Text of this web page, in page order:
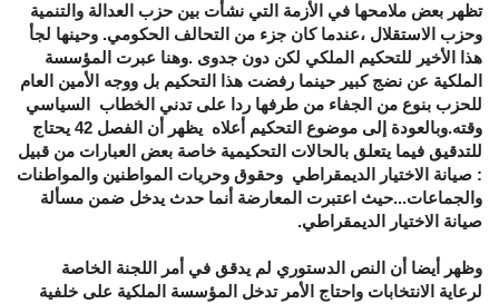
تظهر بعض ملامحها في الأزمة التي نشأت بين حزب العدالة والتنمية
وحزب الاستقلال ،عندما كان جزء من التحالف الحكومي. وحينها لجأ
هذا الأخير للتحكيم الملكي لكن دون جدوى .وهنا عبرت المؤسسة
الملكية عن نضج كبير حينما رفضت هذا التحكيم بل ووجه الأمين العام
للحزب بنوع من الجفاء من طرفها ردا على تدني الخطاب السياسي
وقته.وبالعودة إلى موضوع التحكيم أعلاه يظهر أن الفصل 42 يحتاج
للتدقيق فيما يتعلق بالحالات التحكيمية خاصة بعض العبارات من قبيل
: صيانة الاختيار الديمقراطي وحقوق وحريات المواطنين والمواطنات
والجماعات...حيث اعتبرت المعارضة أنما حدث يدخل ضمن مسألة
صيانة الاختيار الديمقراطي.
وظهر أيضا أن النص الدستوري لم يدقق في أمر اللجنة الخاصة
لرعاية الانتخابات واحتاج الأمر تدخل المؤسسة الملكية على خلفية